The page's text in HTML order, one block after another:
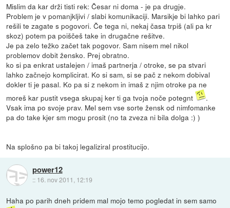
Mislim da kar drži tisti rek: Česar ni doma - je pa drugje.
Problem je v pomanjkljivi / slabi komunikaciji. Marsikje bi lahko pari
rešili te zagate s pogovori. Če tega ni, nekaj časa trpiš (ali pa kr
skoz) potem pa poiščeš take in drugačne rešitve.
Je pa zelo težko začet tak pogovor. Sam nisem mel nikol
problemov dobit žensko. Prej obratno.
ko si pa enkrat ustalejen / imaš partnerja / otroke, se pa stvari
lahko začnejo komplicirat. Ko si sam, si se pač z nekom dobival
dokler ti je pasal. Ko pa si z nekom in imaš z njim otroke pa ne
moreš kar pustit vsega skupaj ker ti ga tvoja noče potegnt
.
Vsak ima po svoje prav. Mel sem vse sorte žensk od nimfomanke
pa do take kjer sm mogu prosit (no ta zveza ni bila dolga :) )
Na splošno pa bi takoj legaliziral prostitucijo.
power12
:: 16. nov 2011, 12:19
Haha po parih dneh pridem mal mojo temo pogledat in sem samo